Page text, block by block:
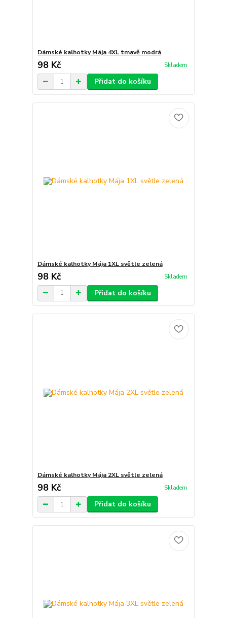
Dámské kalhotky Mája 4XL tmavě modrá
98 Kč Skladem
Přidat do košíku
Dámské kalhotky Mája 1XL světle zelená
98 Kč Skladem
Přidat do košíku
Dámské kalhotky Mája 2XL světle zelená
98 Kč Skladem
Přidat do košíku